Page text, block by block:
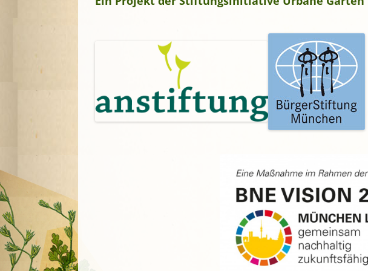
Mikrofarm Ingelsberg:
Gartenparzellen für
Gartler
Prälatengarten im
Schäftlarn
Umweltgarten